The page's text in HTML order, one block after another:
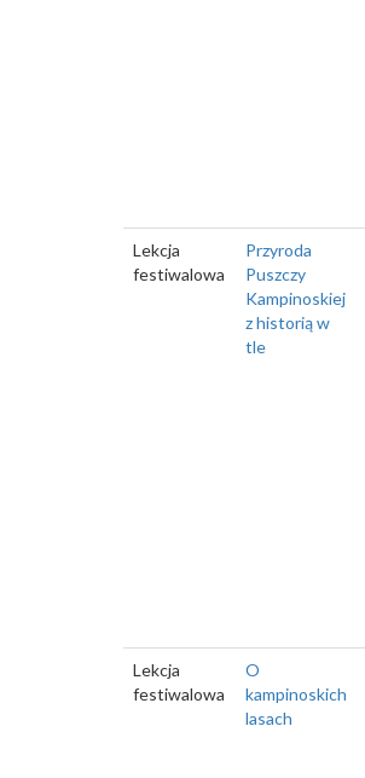
Lekcja
festiwalowa
Przyroda
Puszczy
Kampinoskiej
z historią w
tle
Lekcja
festiwalowa
O
kampinoskich
lasach